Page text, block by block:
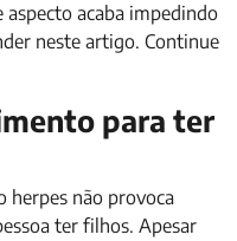
aspecto acaba impedindo
neste artigo. Continue
para ter
herpes não provoca
ter filhos. Apesar